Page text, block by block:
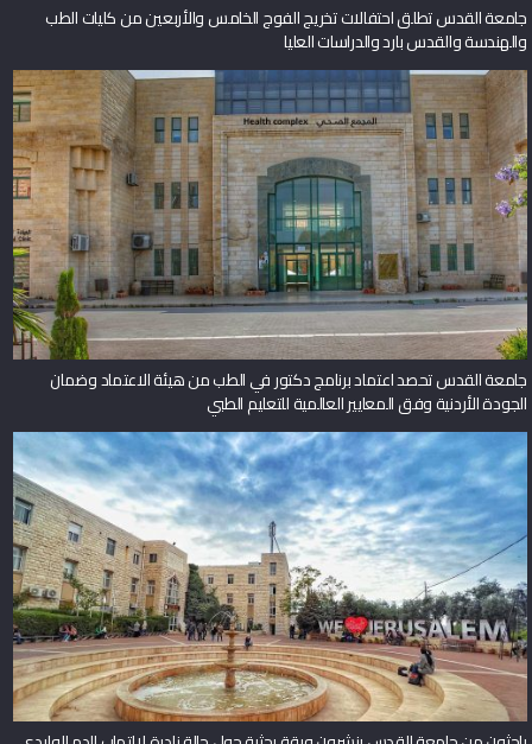
جامعة القدس تطلق احتفالات تخريج الفوج الخامس والأربعين من كليات الطب
والهندسة والقدس بارد والدراسات العليا
جامعة القدس تحصد اعتماد برنامج دكتور في الطب من هيئة الاعتماد وضمان
الجودة الأردنية وفق المعايير العالمية للتعليم الطبي